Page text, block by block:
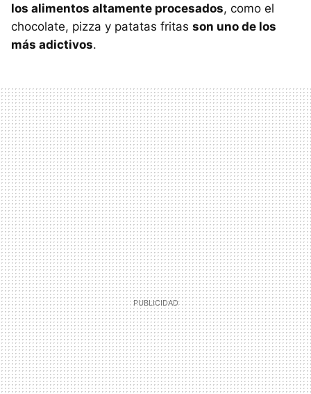
los alimentos altamente procesados, como el
chocolate, pizza y patatas fritas son uno de los
más adictivos.